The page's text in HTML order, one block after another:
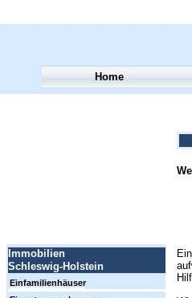
Home
Immobilien
Schleswig-Holstein
Einfamilienhäuser